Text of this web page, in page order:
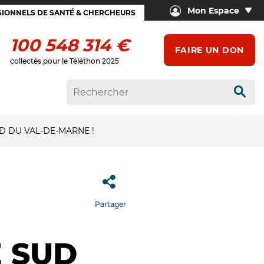
DE SANTÉ & CHERCHEURS Mon Espace
100 548 314 €
collectés pour le Téléthon 2025
FAIRE UN DON
DU VAL-DE-MARNE !
SUD
Partager